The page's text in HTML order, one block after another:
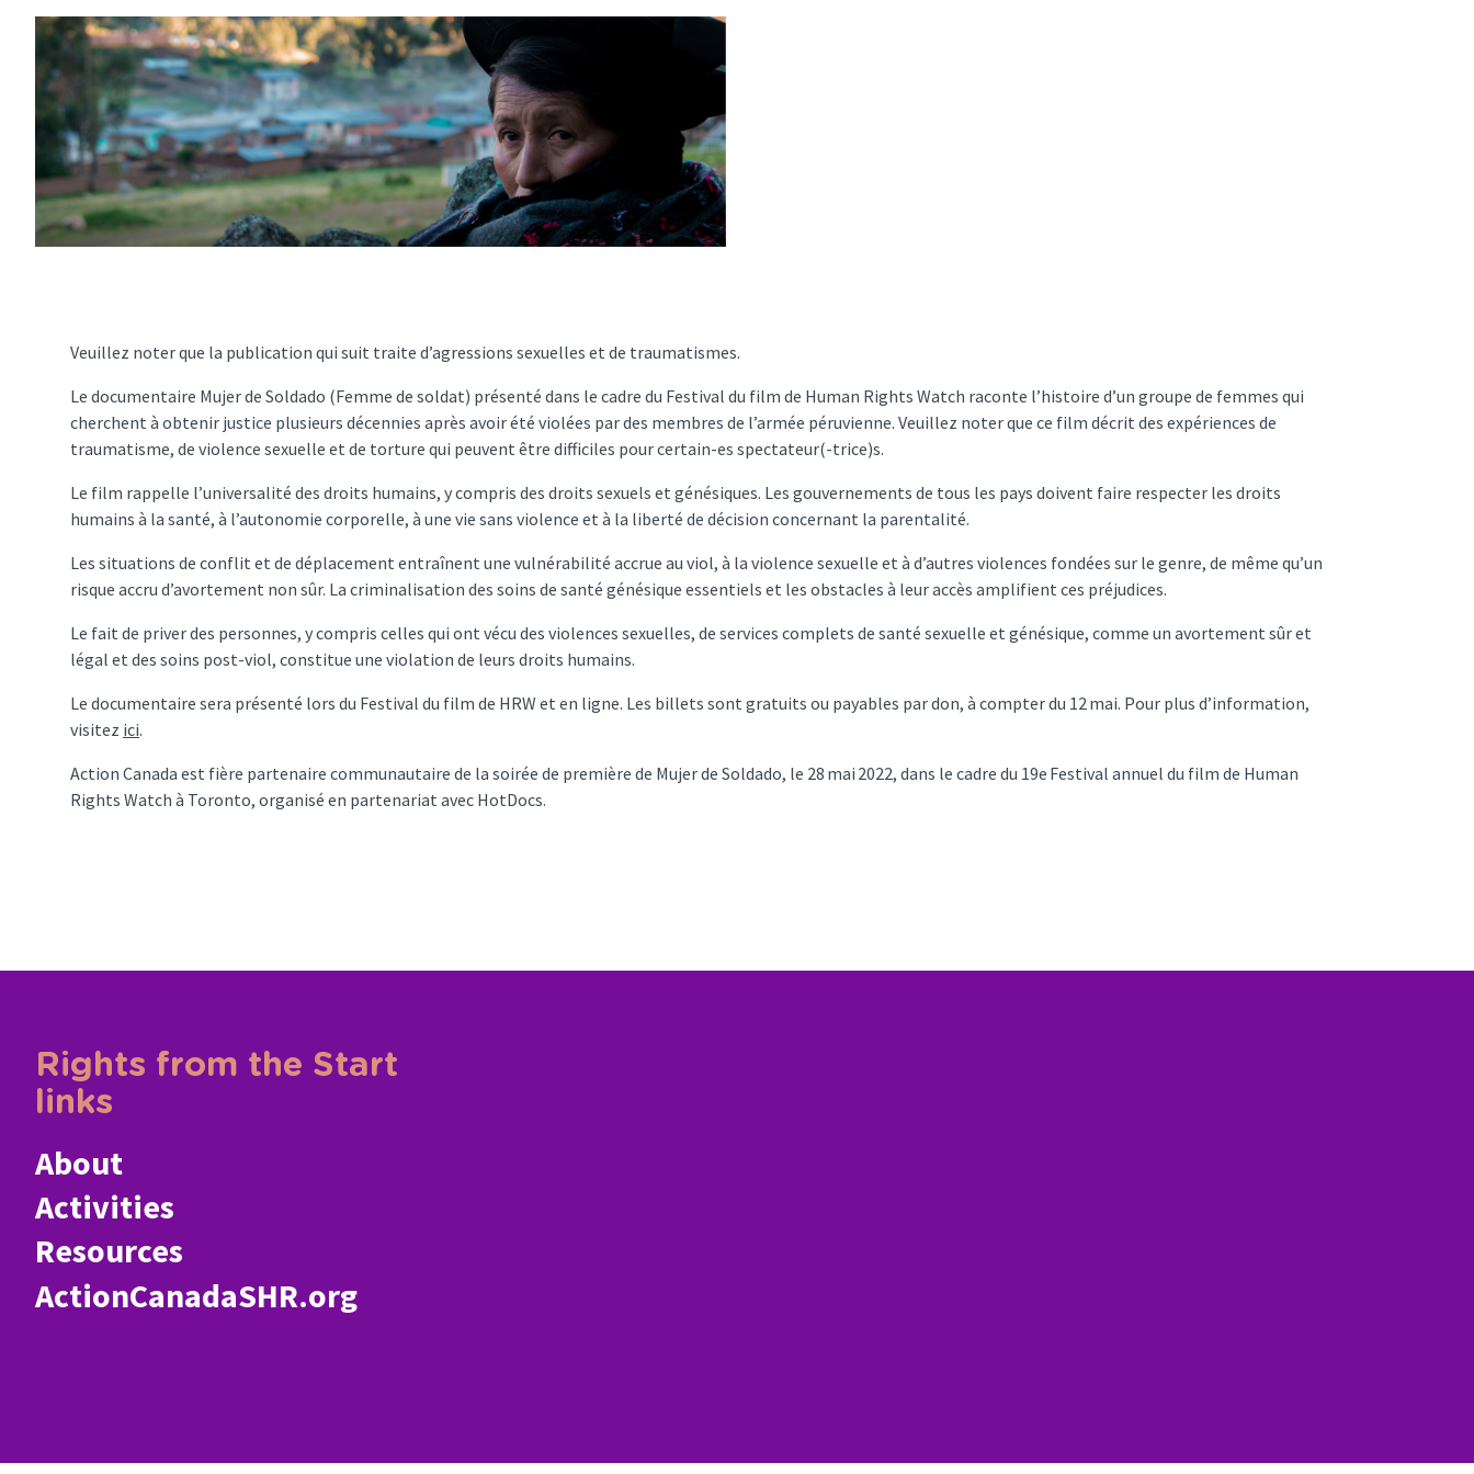
Veuillez noter que la publication qui suit traite d’agressions sexuelles et de traumatismes.
Le documentaire Mujer de Soldado (Femme de soldat) présenté dans le cadre du Festival du film de Human Rights Watch raconte l’histoire d’un groupe de femmes qui
cherchent à obtenir justice plusieurs décennies après avoir été violées par des membres de l’armée péruvienne. Veuillez noter que ce film décrit des expériences de
traumatisme, de violence sexuelle et de torture qui peuvent être difficiles pour certain-es spectateur(-trice)s.
Le film rappelle l’universalité des droits humains, y compris des droits sexuels et génésiques. Les gouvernements de tous les pays doivent faire respecter les droits
humains à la santé, à l’autonomie corporelle, à une vie sans violence et à la liberté de décision concernant la parentalité.
Les situations de conflit et de déplacement entraînent une vulnérabilité accrue au viol, à la violence sexuelle et à d’autres violences fondées sur le genre, de même qu’un
risque accru d’avortement non sûr. La criminalisation des soins de santé génésique essentiels et les obstacles à leur accès amplifient ces préjudices.
Le fait de priver des personnes, y compris celles qui ont vécu des violences sexuelles, de services complets de santé sexuelle et génésique, comme un avortement sûr et
légal et des soins post-viol, constitue une violation de leurs droits humains.
Le documentaire sera présenté lors du Festival du film de HRW et en ligne. Les billets sont gratuits ou payables par don, à compter du 12 mai. Pour plus d’information,
visitez ici.
Action Canada est fière partenaire communautaire de la soirée de première de Mujer de Soldado, le 28 mai 2022, dans le cadre du 19e Festival annuel du film de Human
Rights Watch à Toronto, organisé en partenariat avec HotDocs.
Rights from the Start
links
About
Activities
Resources
ActionCanadaSHR.org